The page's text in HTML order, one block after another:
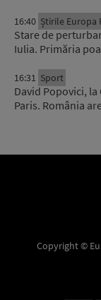
16:40 Știrile Europa
Stare de
Iulia. Primăria
16:31 Sport
David Popovici,
Paris. România
Copyright ©